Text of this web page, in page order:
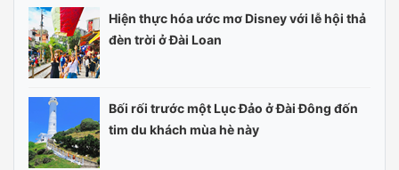
Hiện thực hóa ước mơ Disney với lễ hội thả
đèn trời ở Đài Loan
Bối rối trước một Lục Đảo ở Đài Đông đốn
tim du khách mùa hè này